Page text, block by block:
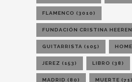
FLAMENCO (3010)
FUNDACIÓN CRISTINA HEEREN
GUITARRISTA (105)
JEREZ (153) LIBRO (38)
MADRID (80) MUERTE (71)